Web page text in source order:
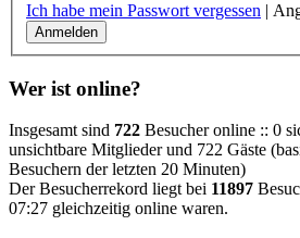
Ich habe mein Passwort vergessen |
Wer ist online?
Insgesamt sind 722 Besucher online :: 0
unsichtbare Mitglieder und 722 Gäste
Besuchern der letzten 20 Minuten)
Der Besucherrekord liegt bei 11897
07:27 gleichzeitig online waren.